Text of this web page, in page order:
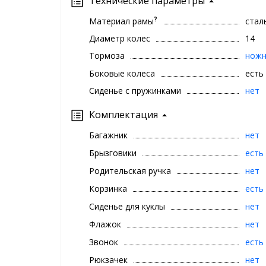
Материал рамы?
Диаметр колес
14
Тормоза
Боковые колеса
есть
Сиденье с пружинками
нет
Комплектация
Багажник
нет
Брызговики
есть
Родительская ручка
нет
Корзинка
есть
Сиденье для куклы
нет
Флажок
нет
Звонок
есть
Рюкзачек
нет